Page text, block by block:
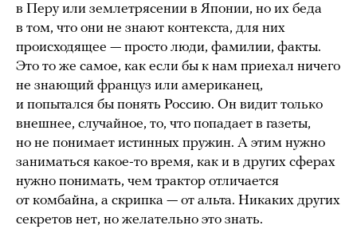
в Перу или землетрясении в Японии, но их беда
в том, что они не знают контекста, для них
происходящее — просто люди, фамилии, факты.
Это то же самое, как если бы к нам приехал ничего
не знающий француз или американец,
и попытался бы понять Россию. Он видит только
внешнее, случайное, то, что попадает в газеты,
но не понимает истинных пружин. А этим нужно
заниматься какое-то время, как и в других сферах
нужно понимать, чем трактор отличается
от комбайна, а скрипка — от альта. Никаких других
секретов нет, но желательно это знать.